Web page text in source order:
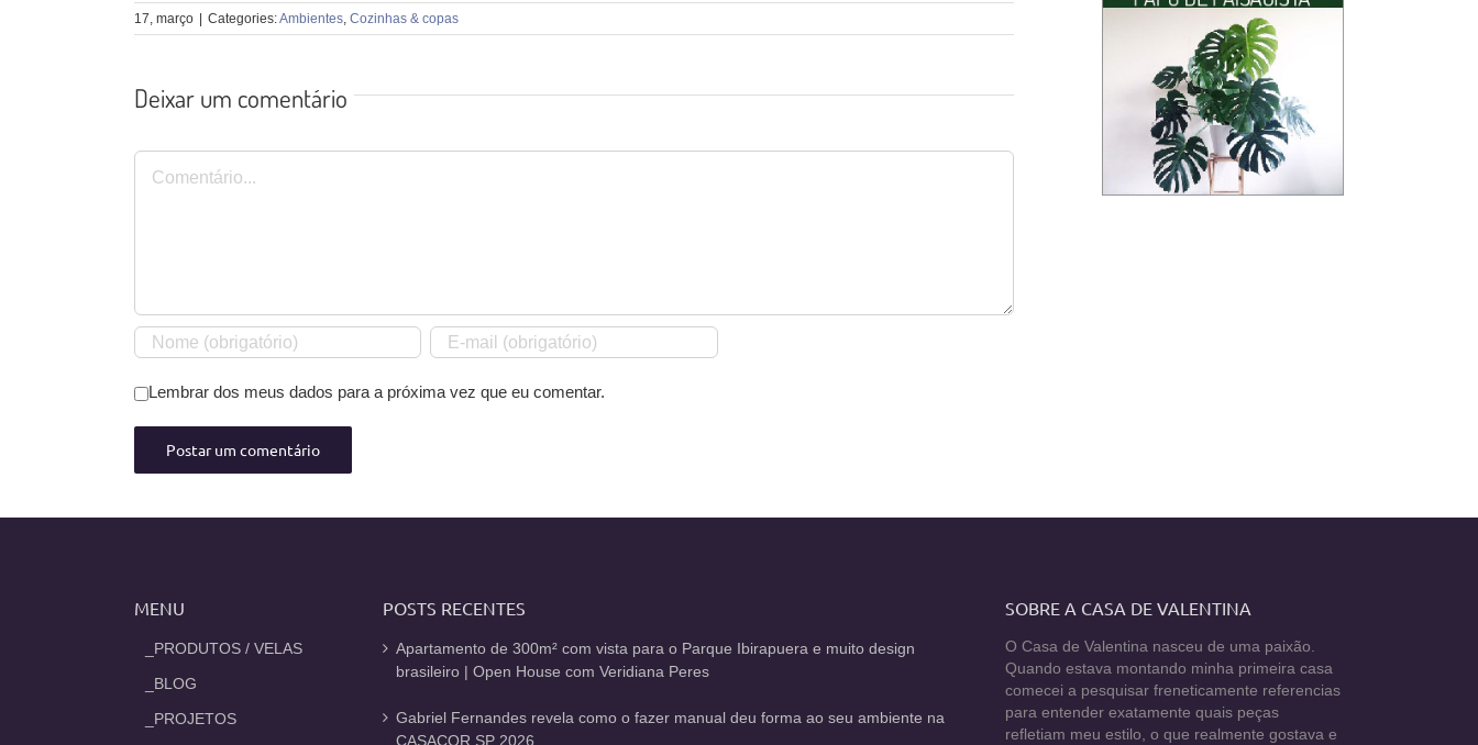
17, março Categories:Ambientes, Cozinhas & copas
Deixar um comentário
Comentário
Lembrar dos meus dados para a próxima vez que eu comentar.
MENU
_PRODUTOS / VELAS
_BLOG
_PROJETOS
POSTS RECENTES
Apartamento de 300m² com vista para o Parque Ibirapuera e muito design
brasileiro | Open House com Veridiana Peres
Gabriel Fernandes revela como o fazer manual deu forma ao seu ambiente na
CASACOR SP 2026
SOBRE A CASA DE VALENTINA
O Casa de Valentina nasceu de uma paixão.
Quando estava montando minha primeira casa
comecei a pesquisar freneticamente referencias
para entender exatamente quais peças
refletiam meu estilo, o que realmente gostava e